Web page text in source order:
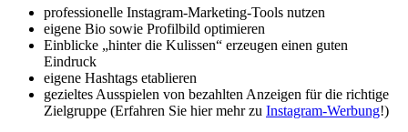
professionelle Instagram-Marketing-Tools nutzen
eigene Bio sowie Profilbild optimieren
Einblicke „hinter die Kulissen“ erzeugen einen guten
Eindruck
eigene Hashtags etablieren
gezieltes Ausspielen von bezahlten Anzeigen für die richtige
Zielgruppe (Erfahren Sie hier mehr zu Instagram-Werbung!)